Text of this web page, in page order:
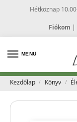
Hétköznap
Fiókom |
MENÜ
Kezdőlap / Könyv /